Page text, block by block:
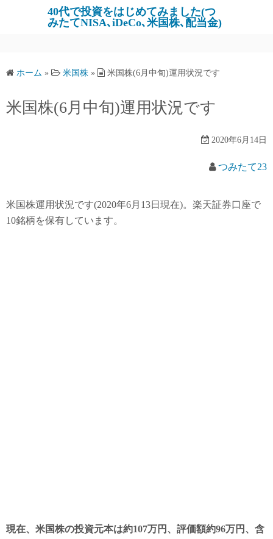
ツ
ス
40代で投資をはじめてみました(つ
みたてNISA､iDeCo､米国株､配当金)
ホーム » 米国株 » 米国株(6月中旬)運用状況です
米国株(6月中旬)運用状況です
2020年6月14日
つみたて23
米国株運用状況です(2020年6月13日現在)。楽天証券口座で
10銘柄を保有しています。
現在、米国株の投資元本は約107万円、評価額約96万円、含